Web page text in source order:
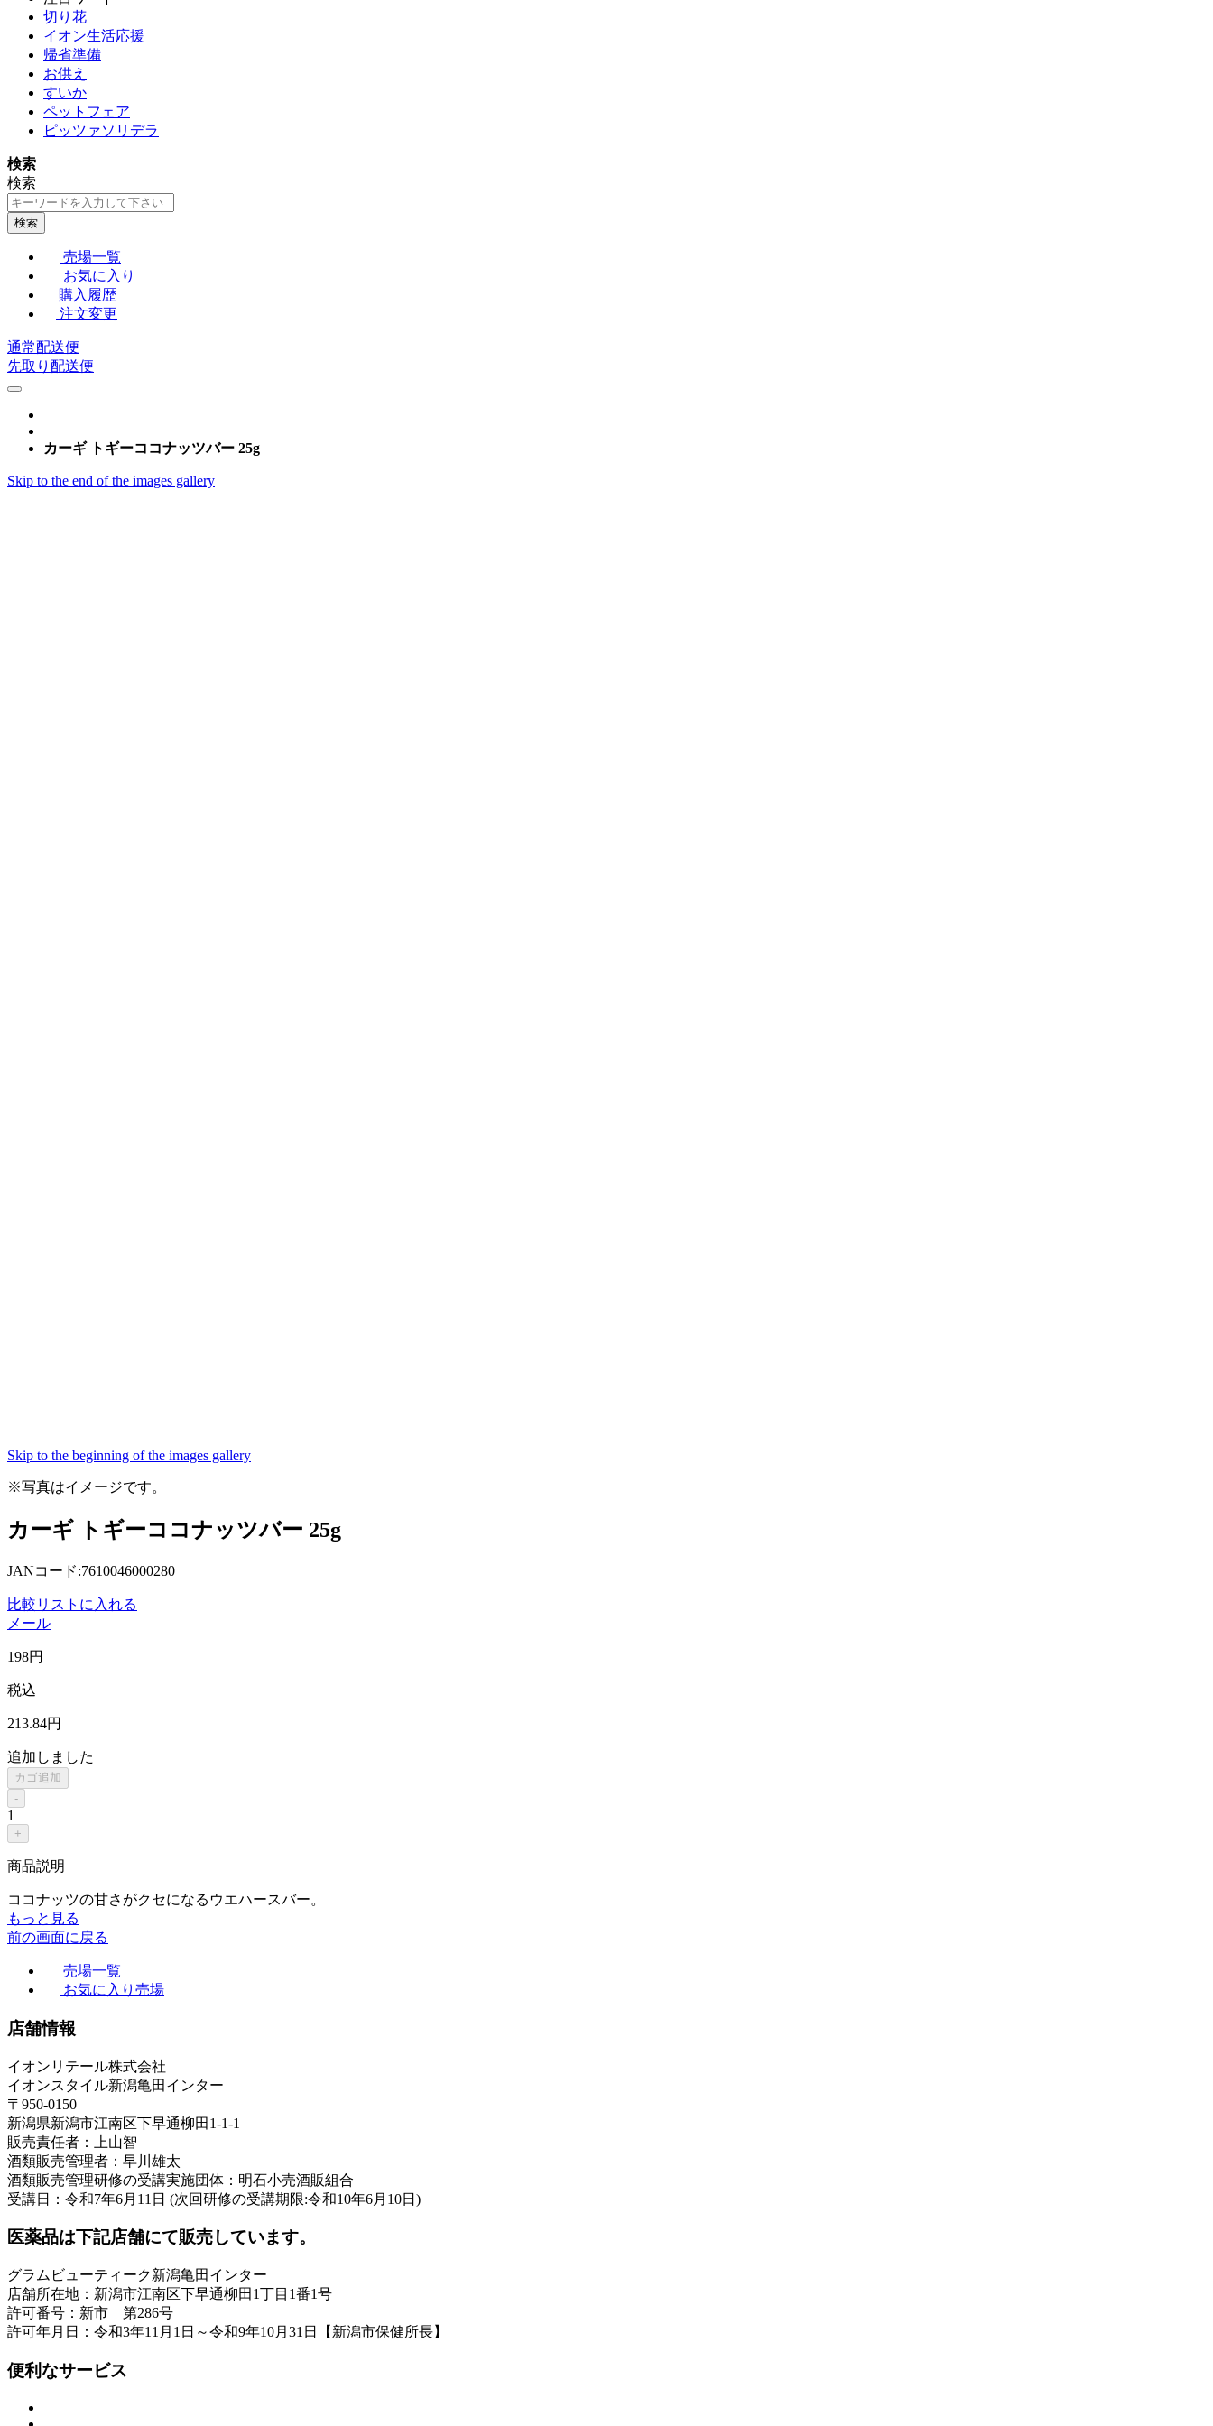
切り花
イオン生活応援
帰省準備
お供え
すいか
ペットフェア
ピッツァソリデラ
検索
検索
検索
売場一覧
お気に入り
購入履歴
注文変更
通常配送便
先取り配送便
カーギ トギーココナッツバー 25g
Skip to the end of the images gallery
Skip to the beginning of the images gallery
※写真はイメージです。
カーギ トギーココナッツバー 25g
JANコード:7610046000280
比較リストに入れる
メール
198円
税込
213.84円
追加しました
カゴ追加
-
1
+
商品説明
ココナッツの甘さがクセになるウエハースバー。
もっと見る
前の画面に戻る
売場一覧
お気に入り売場
店舗情報
イオンリテール株式会社
イオンスタイル新潟亀田インター
〒950-0150
新潟県新潟市江南区下早通柳田1-1-1
販売責任者：上山智
酒類販売管理者：早川雄太
酒類販売管理研修の受講実施団体：明石小売酒販組合
受講日：令和7年6月11日 (次回研修の受講期限:令和10年6月10日)
医薬品は下記店舗にて販売しています。
グラムビューティーク新潟亀田インター
店舗所在地：新潟市江南区下早通柳田1丁目1番1号
許可番号：新市 第286号
許可年月日：令和3年11月1日～令和9年10月31日【新潟市保健所長】
便利なサービス